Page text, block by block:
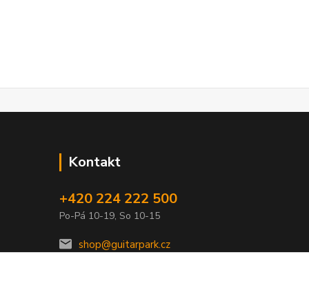
Kontakt
+420 224 222 500
Po-Pá 10-19, So 10-15
shop@guitarpark.cz